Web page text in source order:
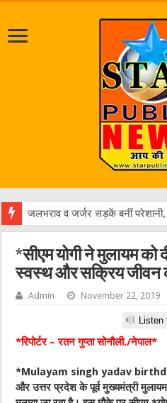
एक वार
*सीएम योगी ने मुलायम को
स्वस्थ और सक्रिय जीवन
Admin November 22, 2019
Listen
*रिपोर्टर – रतन गुप्ता सोनौली./नेपाल*
*Mulayam singh yadav birthday
और उत्तर प्रदेश के पूर्व मुख्यमंत्री